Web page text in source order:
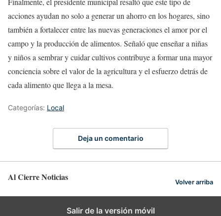
acciones ayudan no solo a generar un ahorro en los hogares, sino
también a fortalecer entre las nuevas generaciones el amor por el
campo y la producción de alimentos. Señaló que enseñar a niñas
y niños a sembrar y cuidar cultivos contribuye a formar una mayor
conciencia sobre el valor de la agricultura y el esfuerzo detrás de
cada alimento que llega a la mesa.
Categorías: Local
Deja un comentario
Al Cierre Noticias Volver arriba
Salir de la versión móvil